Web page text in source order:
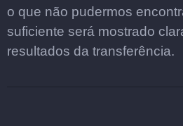
o que não pudermos
suficiente será mostrado
resultados da transferência.